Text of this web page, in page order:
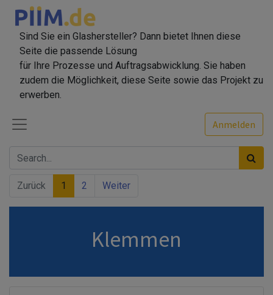
Sind Sie ein Glashersteller? Dann bietet Ihnen diese
Seite die passende Lösung
für Ihre Prozesse und Auftragsabwicklung. Sie haben
zudem die Möglichkeit, diese Seite sowie das Projekt zu
erwerben.
Anmelden
Zurück 1 2 Weiter
Klemmen